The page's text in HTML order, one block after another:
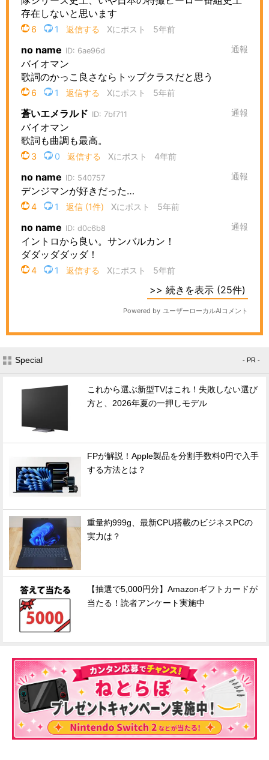
Special - PR -
これから選ぶ新型TVはこれ！失敗しない選び
方と、2026年夏の一押しモデル
FPが解説！Apple製品を分割手数料0円で入手
する方法とは？
重量約999g、最新CPU搭載のビジネスPCの
実力は？
【抽選で5,000円分】Amazonギフトカードが
当たる！読者アンケート実施中